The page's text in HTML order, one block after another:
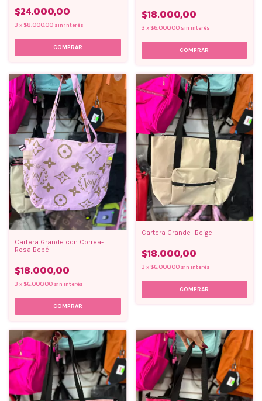
$24.000,00
3 x $8.000,00 sin interés
$18.000,00
3 x $6.000,00 sin interés
Cartera Grande con Correa-
Rosa Bebé
$18.000,00
3 x $6.000,00 sin interés
Cartera Grande- Beige
$18.000,00
3 x $6.000,00 sin interés